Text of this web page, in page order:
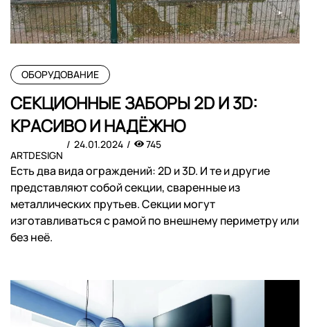
ОБОРУДОВАНИЕ
СЕКЦИОННЫЕ ЗАБОРЫ 2D И 3D:
КРАСИВО И НАДЁЖНО
ARTDESIGN
24.01.2024 745
Есть два вида ограждений: 2D и 3D. И те и другие
представляют собой секции, сваренные из
металлических прутьев. Секции могут
изготавливаться с рамой по внешнему периметру или
без неё.